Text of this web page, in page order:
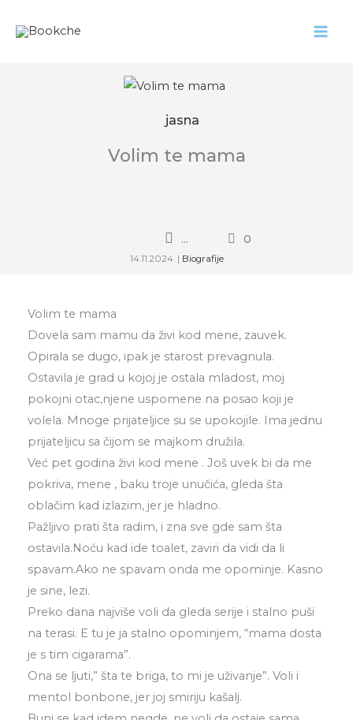
jasna
Volim te mama
... 0
14.11.2024. | Biografije
Volim te mama
Dovela sam mamu da živi kod mene, zauvek.
Opirala se dugo, ipak je starost prevagnula.
Ostavila je grad u kojoj je ostala mladost, moj
pokojni otac,njene uspomene na posao koji je
volela. Mnoge prijateljice su se upokojile. Ima jednu
prijateljicu sa čijom se majkom družila.
Već pet godina živi kod mene . Još uvek bi da me
pokriva, mene , baku troje unučića, gleda šta
oblačim kad izlazim, jer je hladno.
Pažljivo prati šta radim, i zna sve gde sam šta
ostavila.Noću kad ide toalet, zaviri da vidi da li
spavam.Ako ne spavam onda me opominje. Kasno
je sine, lezi.
Preko dana najviše voli da gleda serije i stalno puši
na terasi. E tu je ja stalno opominjem, “mama dosta
je s tim cigarama”.
Ona se ljuti,” šta te briga, to mi je uživanje”. Voli i
mentol bonbone, jer joj smiriju kašalj.